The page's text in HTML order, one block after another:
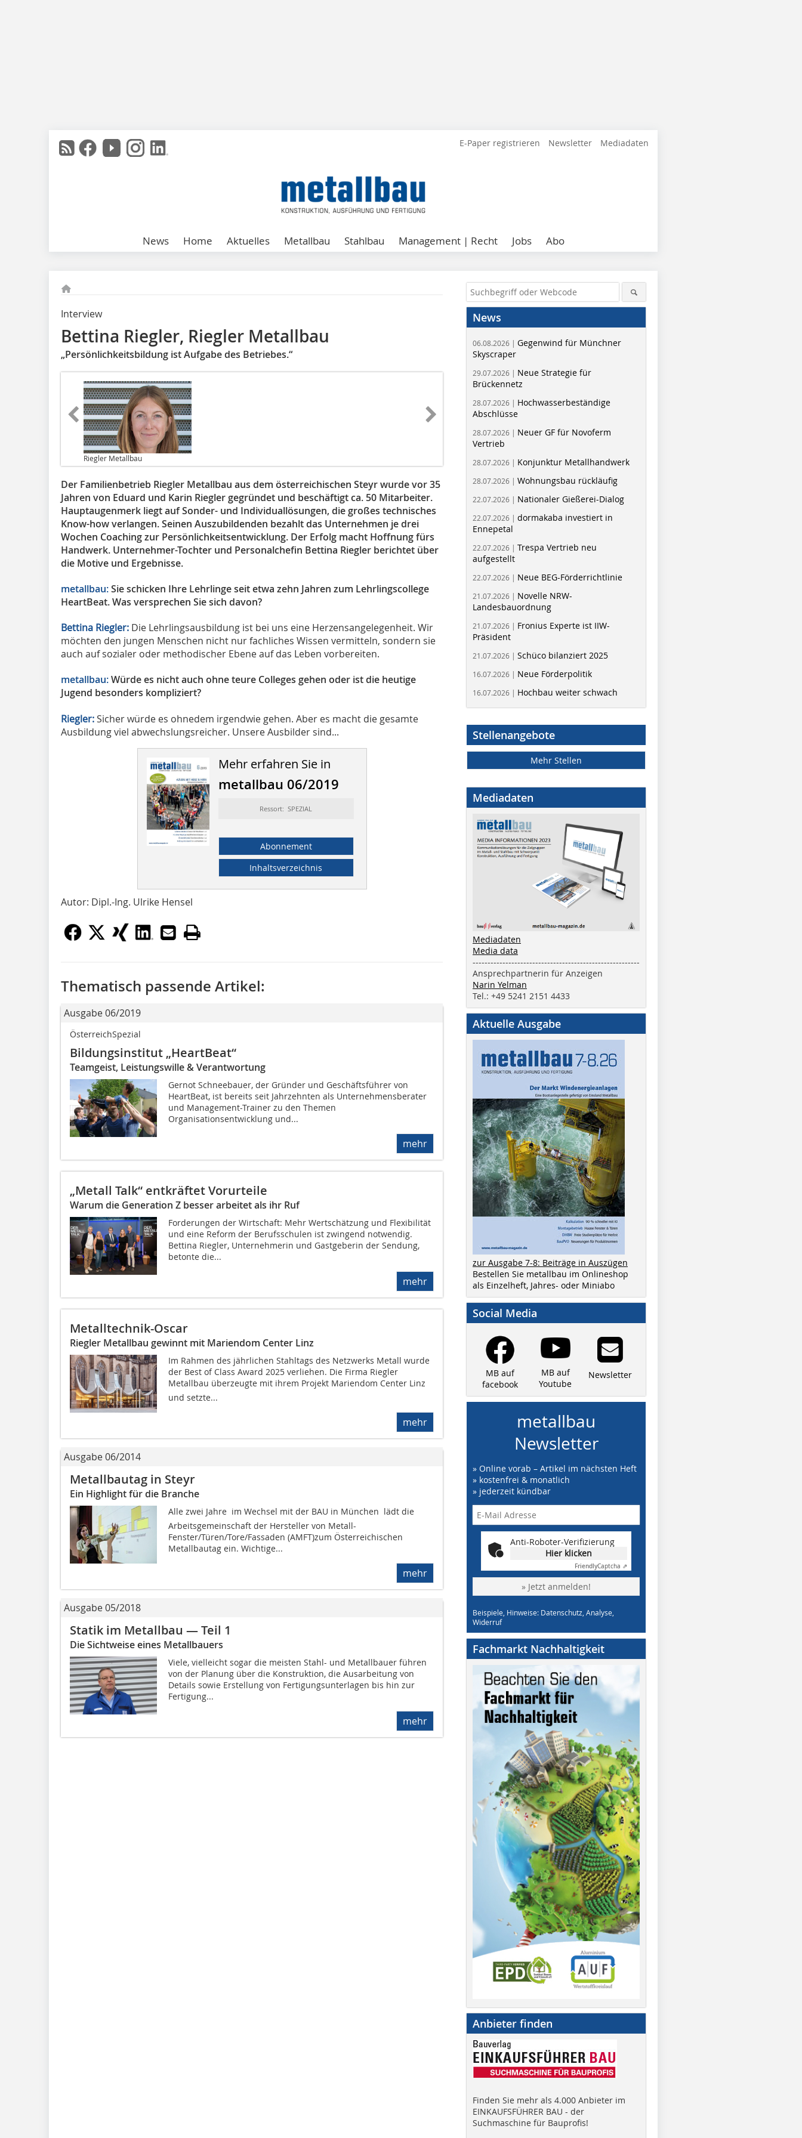
E-Paper registrieren Newsletter Mediadaten
News Home Aktuelles Metallbau Stahlbau Management | Recht Jobs Abo
Interview
Bettina Riegler, Riegler Metallbau
„Persönlichkeitsbildung ist Aufgabe des Betriebes.“
Riegler Metallbau
Der Familienbetrieb Riegler Metallbau aus dem österreichischen Steyr wurde vor 35
Jahren von Eduard und Karin Riegler gegründet und beschäftigt ca. 50 Mitarbeiter.
Hauptaugenmerk liegt auf Sonder- und Individuallösungen, die großes technisches
Know-how verlangen. Seinen Auszubildenden bezahlt das Unternehmen je drei
Wochen Coaching zur Persönlichkeitsentwicklung. Der Erfolg macht Hoffnung fürs
Handwerk. Unternehmer-Tochter und Personalchefin Bettina Riegler berichtet über
die Motive und Ergebnisse.
metallbau:Sie schicken Ihre Lehrlinge seit etwa zehn Jahren zum Lehrlingscollege
HeartBeat. Was versprechen Sie sich davon?
Bettina Riegler: Die Lehrlingsausbildung ist bei uns eine Herzensangelegenheit. Wir
möchten den jungen Menschen nicht nur fachliches Wissen vermitteln, sondern sie
auch auf sozialer oder methodischer Ebene auf das Leben vorbereiten.
metallbau:Würde es nicht auch ohne teure Colleges gehen oder ist die heutige
Jugend besonders kompliziert?
Riegler:Sicher würde es ohnedem irgendwie gehen. Aber es macht die gesamte
Ausbildung viel abwechslungsreicher. Unsere Ausbilder sind...
Mehr erfahren Sie in
metallbau 06/2019
Ressort: SPEZIAL
Abonnement
Inhaltsverzeichnis
Autor: Dipl.-Ing. Ulrike Hensel
Thematisch passende Artikel:
Ausgabe 06/2019
ÖsterreichSpezial
Bildungsinstitut „HeartBeat“
Teamgeist, Leistungswille & Verantwortung
Gernot Schneebauer, der Gründer und Geschäftsführer von
HeartBeat, ist bereits seit Jahrzehnten als Unternehmensberater
und Management-Trainer zu den Themen
Organisationsentwicklung und...
mehr
„Metall Talk“ entkräftet Vorurteile
Warum die Generation Z besser arbeitet als ihr Ruf
Forderungen der Wirtschaft: Mehr Wertschätzung und Flexibilität
und eine Reform der Berufsschulen ist zwingend notwendig.
Bettina Riegler, Unternehmerin und Gastgeberin der Sendung,
betonte die...
mehr
Metalltechnik-Oscar
Riegler Metallbau gewinnt mit Mariendom Center Linz
Im Rahmen des jährlichen Stahltags des Netzwerks Metall wurde
der Best of Class Award 2025 verliehen. Die Firma Riegler
Metallbau überzeugte mit ihrem Projekt Mariendom Center Linz
und setzte...
mehr
Ausgabe 06/2014
Metallbautag in Steyr
Ein Highlight für die Branche
Alle zwei Jahre  im Wechsel mit der BAU in München  lädt die
Arbeits­gemeinschaft der Hersteller von Metall-
Fenster/Türen/Tore/Fassaden (AMFT)zum ­Österreichischen
Metallbautag ein. Wichtige...
mehr
Ausgabe 05/2018
Statik im Metallbau — Teil 1
Die Sichtweise eines Metallbauers
Viele, vielleicht sogar die meisten Stahl- und Metallbauer führen
von der Planung über die Konstruktion, die Ausarbeitung von
Details sowie Erstellung von Fertigungsunterlagen bis hin zur
Fertigung...
mehr
News
06.08.2026 | Gegenwind für Münchner
Skyscraper
29.07.2026 | Neue Strategie für
Brückennetz
28.07.2026 | Hochwasserbeständige
Abschlüsse
28.07.2026 | Neuer GF für Novoferm
Vertrieb
28.07.2026 | Konjunktur Metallhandwerk
28.07.2026 | Wohnungsbau rückläufig
22.07.2026 | Nationaler Gießerei-Dialog
22.07.2026 | dormakaba investiert in
Ennepetal
22.07.2026 | Trespa Vertrieb neu
aufgestellt
22.07.2026 | Neue BEG-Förderrichtlinie
21.07.2026 | Novelle NRW-
Landesbauordnung
21.07.2026 | Fronius Experte ist IIW-
Präsident
21.07.2026 | Schüco bilanziert 2025
16.07.2026 | Neue Förderpolitik
16.07.2026 | Hochbau weiter schwach
Stellenangebote
Mehr Stellen
Mediadaten
Mediadaten
Media data
--------------------------------------------------------
Ansprechpartnerin für Anzeigen
Narin Yelman
Tel.: +49 5241 2151 4433
Aktuelle Ausgabe
zur Ausgabe 7-8: Beiträge in Auszügen
Bestellen Sie metallbau im Onlineshop
als Einzelheft, Jahres- oder Miniabo
Social Media
MB auf
facebook
MB auf
Youtube
Newsletter
metallbau
Newsletter
» Online vorab – Artikel im nächsten Heft
» kostenfrei & monatlich
» jederzeit kündbar
Anti-Roboter-Verifizierung
Hier klicken
FriendlyCaptcha ⇗
» Jetzt anmelden!
Beispiele, Hinweise: Datenschutz, Analyse,
Widerruf
Fachmarkt Nachhaltigkeit
Anbieter finden
Finden Sie mehr als 4.000 Anbieter im
EINKAUFSFÜHRER BAU - der
Suchmaschine für Bauprofis!